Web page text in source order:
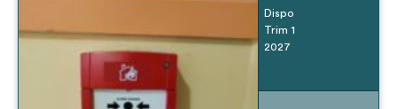
Dispo
Trim 1
2027